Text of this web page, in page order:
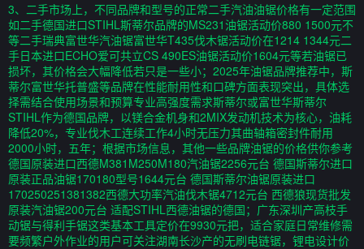
3、二手市场上，不同品牌和型号的正常二手汽油油锯价格有一定范围
如二手德国进口STIHL斯蒂尔品牌的MS231油锯活动价880 1500元不
等二手瑞典富世华汽油锯富世华T435伐木锯活动价在1214 1344元二
手日本进口ECHO爱可共立CS 490ES油锯活动价1604元等若油锯已
损坏，其价格会大幅降低若只是一些小；2025年油锯品牌推荐中，斯
蒂尔富世华托普盛等品牌在性能耐用性和口碑方面表现突出，具体选
择需结合使用场景和预算专业高强度需求斯蒂尔或富世华斯蒂尔
STIHL作为德国品牌，以镁合金机身和2MIX发动机技术为核心，油耗
降低20%，专业伐木工连续工作4小时无压力其曲轴箱密封件耐用
2000小时，五年；根据市场信息，其他一些品牌油锯的价格供你参考
德国原装进口西德M381M250M180汽油锯2256元台 德国斯蒂尔进口
原装正品油锯170180型号1644元台 德国斯蒂尔油锯原装进口
170250251381382西德大功率汽油伐木锯4712元台 西德狼现货批发
原装汽油锯200元台 适配STIHL西德油锯的德国；广东深圳产高枝手
动锯与得利手锯这类基本工具定价在9930元把，适合家庭日常维修需
要频繁户外作业的用户可关注湖南长沙产的无刷电链锯，锂电设计价